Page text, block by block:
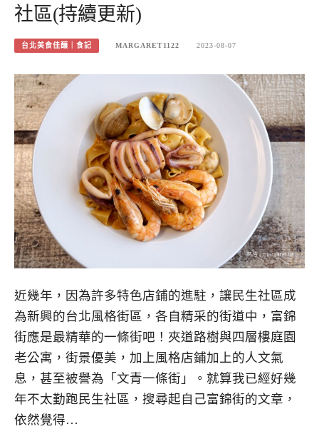
社區(持續更新)
台北美食佳釀｜食記 MARGARET1122 2023-08-07
近幾年，因為許多特色店鋪的進駐，讓民生社區成
為新興的台北風格街區，各自精采的街道中，富錦
街應是最精華的一條街吧！夾道路樹與四層樓庭園
老公寓，街景優美，加上風格店鋪加上的人文氣
息，甚至被譽為「文青一條街」。就算我已經好幾
年不太勤跑民生社區，搜尋起自己富錦街的文章，
依然覺得…